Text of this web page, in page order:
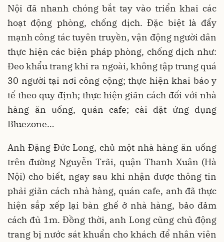
Nội đã nhanh chóng bắt tay vào triển khai các
hoạt động phòng, chống dịch. Đặc biệt là đẩy
mạnh công tác tuyên truyền, vận động người dân
thực hiện các biện pháp phòng, chống dịch như:
Đeo khẩu trang khi ra ngoài, không tập trung quá
30 người tại nơi công cộng; thực hiện khai báo y
tế theo quy định; thực hiện giãn cách đối với nhà
hàng ăn uống, quán cafe; cài đặt ứng dụng
Bluezone…
Anh Đặng Đức Long, chủ một nhà hàng ăn uống
trên đường Nguyễn Trãi, quận Thanh Xuân (Hà
Nội) cho biết, ngay sau khi nhận được thông tin
phải giãn cách nhà hàng, quán cafe, anh đã thực
hiện sắp xếp lại bàn ghế ở nhà hàng, bảo đảm
cách đủ 1m. Đồng thời, anh Long cũng chủ động
trang bị nước sát khuẩn cho khách để nhân viên